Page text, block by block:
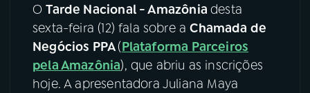
08FESTIVAL DE MÚSICA
ACOMPANHE A RÁDIO NACIONAL
OTarde Nacional - Amazôniadesta
sexta-feira (12) fala sobre aChamada de
Negócios PPA(Plataforma Parceiros
pela Amazônia), que abriu as inscrições
hoje. A apresentadora Juliana Maya